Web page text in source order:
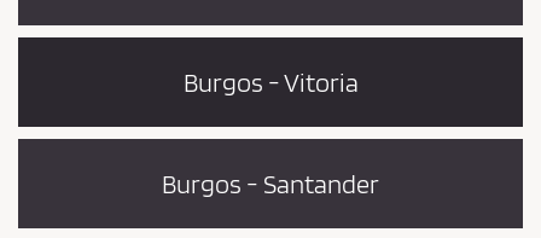
Burgos - Vitoria
Burgos - Santander